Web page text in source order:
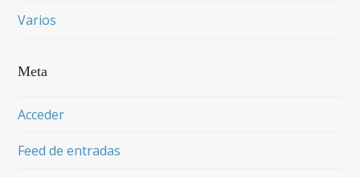
Varios
Meta
Acceder
Feed de entradas